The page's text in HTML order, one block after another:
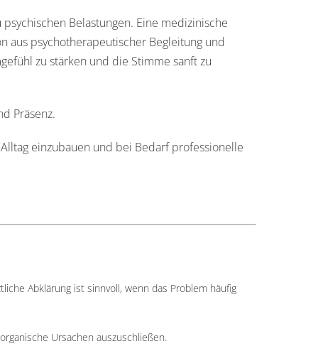
Belastungen. Eine medizinische
aus psychotherapeutischer Begleitung und
zu stärken und die Stimme sanft zu
Präsenz.
einzubauen und bei Bedarf professionelle
Abklärung ist sinnvoll, wenn das Problem häufig
Ursachen auszuschließen.